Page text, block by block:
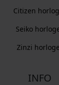
Citizen
Seiko
Zinzi
INFO